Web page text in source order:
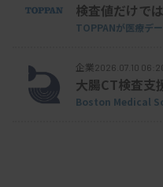
検査値だけで
TOPPANが医療デ
企業2026.07.10
大腸CT検査支
Boston Medical